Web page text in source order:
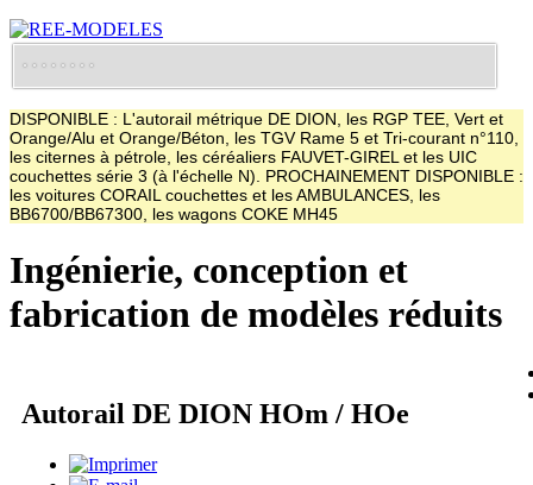
DISPONIBLE : L'autorail métrique DE DION, les RGP TEE, Vert et
Orange/Alu et Orange/Béton, les TGV Rame 5 et Tri-courant n°110,
les citernes à pétrole, les céréaliers FAUVET-GIREL et les UIC
couchettes série 3 (à l'échelle N). PROCHAINEMENT DISPONIBLE :
les voitures CORAIL couchettes et les AMBULANCES, les
BB6700/BB67300, les wagons COKE MH45
Ingénierie, conception et
fabrication de modèles réduits
Autorail DE DION HOm / HOe